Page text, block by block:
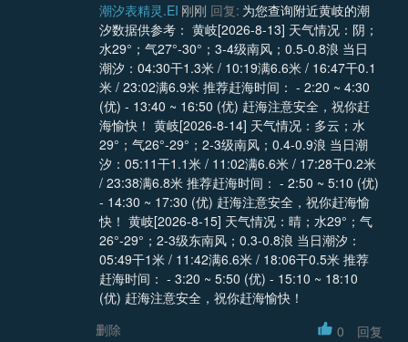
潮汐表精灵.EI 刚刚 回复: 为您查询附近黄岐的潮
汐数据供参考： 黄岐[2026-8-13] 天气情况：阴；
水29°；气27°-30°；3-4级南风；0.5-0.8浪 当日
潮汐：04:30干1.3米 / 10:19满6.6米 / 16:47干0.1
米 / 23:02满6.9米 推荐赶海时间： - 2:20 ~ 4:30
(优) - 13:40 ~ 16:50 (优) 赶海注意安全，祝你赶
海愉快！ 黄岐[2026-8-14] 天气情况：多云；水
29°；气26°-29°；2-3级南风；0.4-0.9浪 当日潮
汐：05:11干1.1米 / 11:02满6.6米 / 17:28干0.2米
/ 23:38满6.8米 推荐赶海时间： - 2:50 ~ 5:10 (优)
- 14:30 ~ 17:30 (优) 赶海注意安全，祝你赶海愉
快！ 黄岐[2026-8-15] 天气情况：晴；水29°；气
26°-29°；2-3级东南风；0.3-0.8浪 当日潮汐：
05:49干1米 / 11:42满6.6米 / 18:06干0.5米 推荐
赶海时间： - 3:20 ~ 5:50 (优) - 15:10 ~ 18:10
(优) 赶海注意安全，祝你赶海愉快！
删除
0 回复